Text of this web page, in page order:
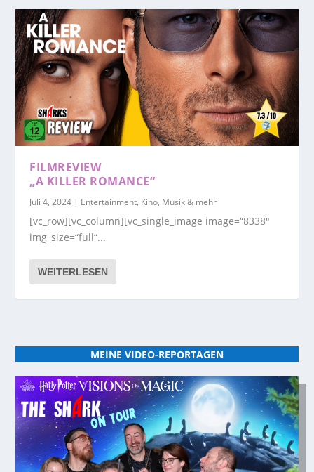
FILMREVIEW
„A KILLER ROMANCE“
Juli 4, 2024 | Entertainment, Kino, Musik & mehr
[vc_row][vc_column][vc_single_image image=“8338″
img_size=“full“...
WEITERLESEN
MEINE VIDEO-REPORTAGEN